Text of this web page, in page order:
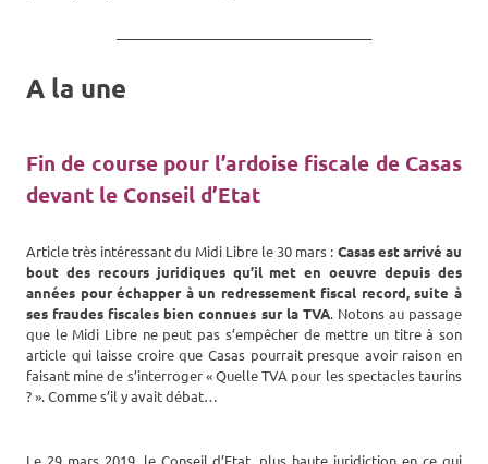
A la une
Fin de course pour l’ardoise fiscale de Casas
devant le Conseil d’Etat
Article très intéressant du Midi Libre le 30 mars : Casas est arrivé au
bout des recours juridiques qu’il met en oeuvre depuis des
années pour échapper à un redressement fiscal record, suite à
ses fraudes fiscales bien connues sur la TVA. Notons au passage
que le Midi Libre ne peut pas s’empêcher de mettre un titre à son
article qui laisse croire que Casas pourrait presque avoir raison en
faisant mine de s’interroger « Quelle TVA pour les spectacles taurins
? ». Comme s’il y avait débat…
Le 29 mars 2019, le Conseil d’Etat, plus haute juridiction en ce qui